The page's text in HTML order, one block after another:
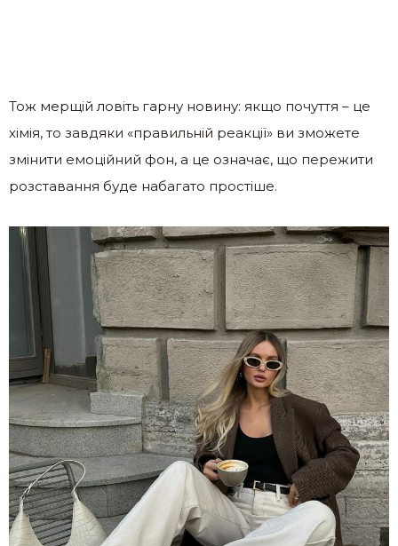
Тож мерщій ловіть гарну новину: якщо почуття – це
хімія, то завдяки «правильній реакції» ви зможете
змінити емоційний фон, а це означає, що пережити
розставання буде набагато простіше.